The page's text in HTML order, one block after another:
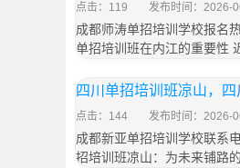
点击：119 发布时间：2026-
成都师涛单招培训学校报名
单招培训班在内江的重要性
四川单招培训班凉山，
点击：144 发布时间：2026-
成都新亚单招培训学校联系
招培训班凉山：为未来铺路